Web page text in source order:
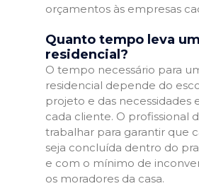
orçamentos às empresas
Quanto tempo leva
residencial?
O tempo necessário para
residencial depende do
projeto e das necessidades
cada cliente. O profissional
trabalhar para garantir que
seja concluída dentro do
e com o mínimo de
os moradores da casa.